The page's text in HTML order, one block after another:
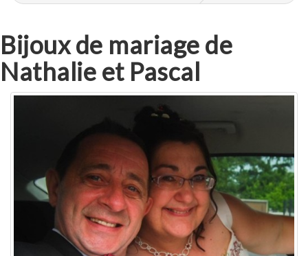
Bijoux de mariage de
Nathalie et Pascal